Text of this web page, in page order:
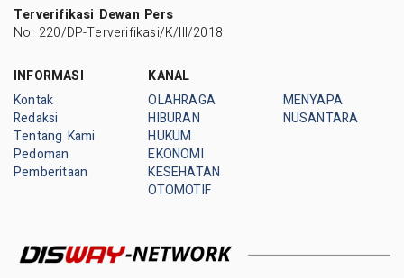
Terverifikasi Dewan Pers
No: 220/DP-Terverifikasi/K/III/2018
INFORMASI
Kontak
Redaksi
Tentang Kami
Pedoman
Pemberitaan
KANAL
OLAHRAGA
HIBURAN
HUKUM
EKONOMI
KESEHATAN
OTOMOTIF
MENYAPA
NUSANTARA